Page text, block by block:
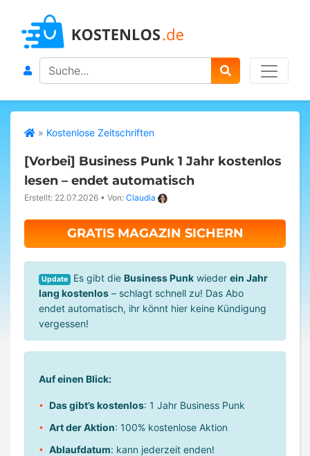
Search
» Kostenlose Zeitschriften
[Vorbei] Business Punk 1 Jahr kostenlos
lesen – endet automatisch
Erstellt: 22.07.2026 • Von: Claudia
GRATIS MAGAZIN SICHERN
Update Es gibt dieBusiness Punk wiederein Jahr
lang kostenlos – schlagt schnell zu! Das Abo
endet automatisch, ihr könnt hier keine Kündigung
vergessen!
Auf einen Blick:
Das gibt’s kostenlos: 1 Jahr Business Punk
Art der Aktion: 100% kostenlose Aktion
Ablaufdatum: kann jederzeit enden!